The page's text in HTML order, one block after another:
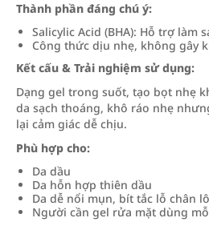
Thành phần đáng chú ý:
Salicylic Acid (BHA): Hỗ trợ làm
Công thức dịu nhẹ, không gây
Kết cấu & Trải nghiệm sử dụng:
Dạng gel trong suốt, tạo bọt nhẹ
da sạch thoáng, khô ráo nhẹ
lại cảm giác dễ chịu.
Phù hợp cho:
Da dầu
Da hỗn hợp thiên dầu
Da dễ nổi mụn, bít tắc lỗ chân
Người cần gel rửa mặt dùng